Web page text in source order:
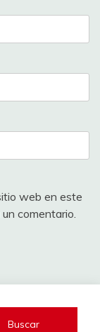
web en este
comentario.
Buscar